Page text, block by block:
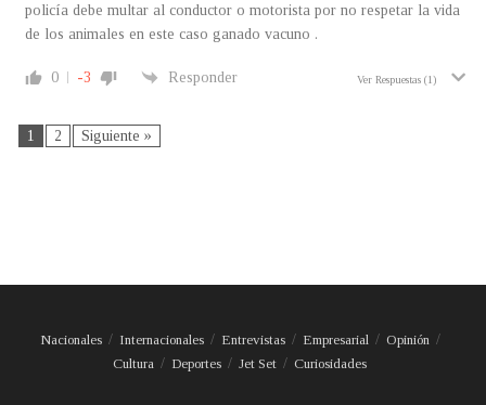
policía debe multar al conductor o motorista por no respetar la vida
de los animales en este caso ganado vacuno .
0 -3 Responder Ver Respuestas (1)
1 2 Siguiente »
Nacionales Internacionales Entrevistas Empresarial
Opinión
Cultura
Deportes Jet Set Curiosidades